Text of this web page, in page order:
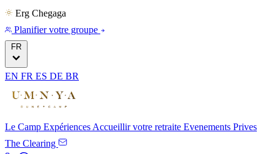
Erg Chegaga
Planifier votre groupe
FR
EN FR ES DE BR
Le Camp Expériences Accueillir votre retraite Evenements Prives
The Clearing